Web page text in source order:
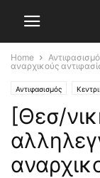
Home
αναρχικούς
Αντιφασισμός
[Θεσ/